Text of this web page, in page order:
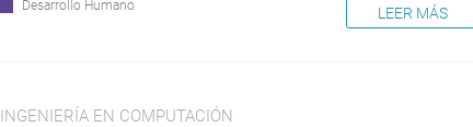
Desarrollo Humano LEER MÁS
INGENIERÍA EN COMPUTACIÓN